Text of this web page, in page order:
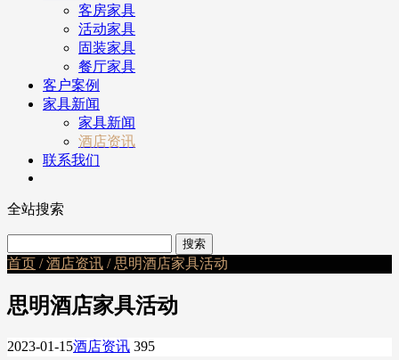
客房家具
活动家具
固装家具
餐厅家具
客户案例
家具新闻
家具新闻
酒店资讯
联系我们
全站搜索
首页 /酒店资讯 / 思明酒店家具活动
思明酒店家具活动
2023-01-15酒店资讯 395